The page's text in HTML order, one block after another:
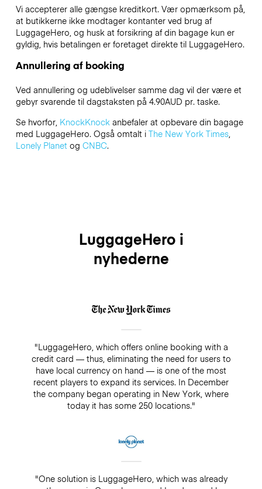
Vi accepterer alle gængse kreditkort. Vær opmærksom på,
at butikkerne ikke modtager kontanter ved brug af
LuggageHero, og husk at forsikring af din bagage kun er
gyldig, hvis betalingen er foretaget direkte til LuggageHero.
Annullering af booking
Ved annullering og udeblivelser samme dag vil der være et
gebyr svarende til dagstaksten på 4.90AUD pr. taske.
Se hvorfor, KnockKnockanbefaler at opbevare din bagage
med LuggageHero. Også omtalt i The New York Times,
Lonely Planetog CNBC.
LuggageHero i
nyhederne
"LuggageHero, which offers online booking with a
credit card — thus, eliminating the need for users to
have local currency on hand — is one of the most
recent players to expand its services. In December
the company began operating in New York, where
today it has some 250 locations."
"One solution is LuggageHero, which was already